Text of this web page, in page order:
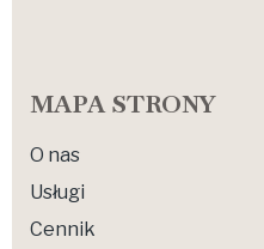
MAPA STRONY
O nas
Usługi
Cennik